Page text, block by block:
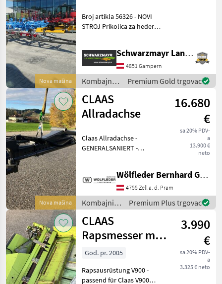
Nova mašina
Broj artikla 56326 - NOVI
STROJ Prikolica za heder
Upravljanje na sva četiri
kotača za savršeno
praćenje - Gume 260
Schwarzmayr Landtechnik GmbH - Gampern
4851 Gampern
Kombajni /
Ziegler
Premium Gold trgovac
Nova mašina
CLAAS
Allradachse
16.680
€
sa 20% PDV-
a
13.900 €
neto
Claas Allradachse -
GENERALSANIERT -
Motoren - beide
Antriebsmotoren NEU rep. -
50 mm Zentralbolzen (NEU
Buchsen) - passen zu
Wölfleder Bernhard GmbH
4755 Zell a. d. Pram
Kombajni /
Claas
Premium Plus trgovac
CLAAS
Rapsmesser mit
Einlegeblechen
3.990
€
sa 20% PDV-
a
3.325 € neto
God. pr. 2005
Rapsausrüstung V900 -
passend für Claas V900